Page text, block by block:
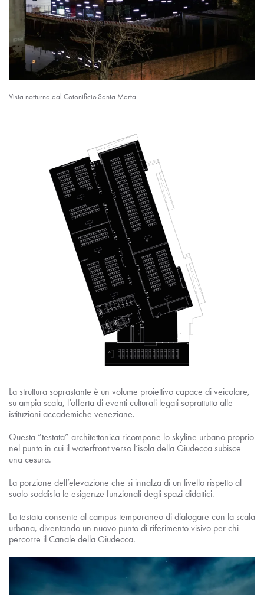
Vista notturna dal Cotonificio Santa Marta
La struttura soprastante è un volume proiettivo capace di veicolare,
su ampia scala, l’offerta di eventi culturali legati soprattutto alle
istituzioni accademiche veneziane.
Questa “testata” architettonica ricompone lo skyline urbano proprio
nel punto in cui il waterfront verso l’isola della Giudecca subisce
una cesura.
La porzione dell’elevazione che si innalza di un livello rispetto al
suolo soddisfa le esigenze funzionali degli spazi didattici.
La testata consente al campus temporaneo di dialogare con la scala
urbana, diventando un nuovo punto di riferimento visivo per chi
percorre il Canale della Giudecca.